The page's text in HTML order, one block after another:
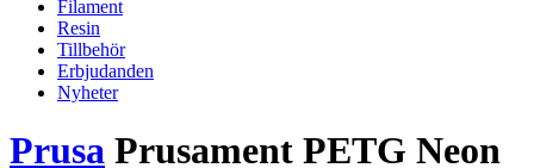
Filament
Resin
Tillbehör
Erbjudanden
Nyheter
Prusa Prusament PETG Neon